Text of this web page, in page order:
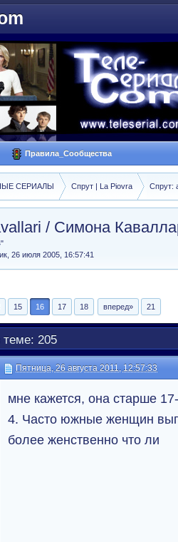
Правила_Сообщества
СЕРИАЛЫ Спрут | La Piovra Спрут:
/ Симона
26 июля 2005, 16:57:41
15 16 17 18 вперед» 21
205
Пятница, 26 августа 2011, 12:57:33
мне кажется, она старше
4. Часто южные женщин
более женственно что ли